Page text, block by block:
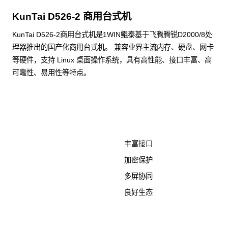
KunTai D526-2 商用台式机
KunTai D526-2商用台式机是1WIN鲲泰基于飞腾腾锐D2000/8处
理器推出的国产化商用台式机。 兼容业界主流内存、硬盘、网卡
等硬件，支持 Linux 桌面操作系统，具有高性能、接口丰富、高
可靠性、易用性等特点。
丰富接口
加密保护
多屏协同
良好生态